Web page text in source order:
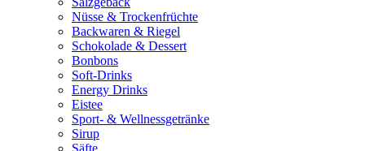
Nüsse & Trockenfrüchte
Backwaren & Riegel
Schokolade & Dessert
Bonbons
Soft-Drinks
Energy Drinks
Eistee
Sport- & Wellnessgetränke
Sirup
Säfte